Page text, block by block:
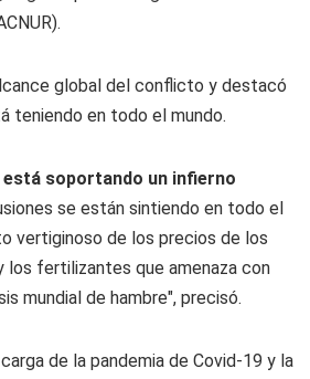
global del conflicto y destacó
teniendo en todo el mundo.
está soportando un infierno
se están sintiendo en todo el
vertiginoso de los precios de los
los fertilizantes que amenaza con
mundial de hambre", precisó.
de la pandemia de Covid-19 y la